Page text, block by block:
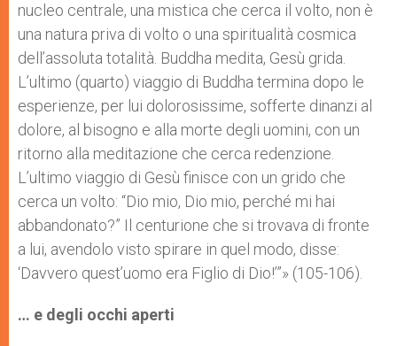
nucleo centrale, una mistica che cerca il volto, non è
una natura priva di volto o una spiritualità cosmica
dell’assoluta totalità. Buddha medita, Gesù grida.
L’ultimo (quarto) viaggio di Buddha termina dopo le
esperienze, per lui dolorosissime, sofferte dinanzi al
dolore, al bisogno e alla morte degli uomini, con un
ritorno alla meditazione che cerca redenzione.
L’ultimo viaggio di Gesù finisce con un grido che
cerca un volto: “Dio mio, Dio mio, perché mi hai
abbandonato?” Il centurione che si trovava di fronte
a lui, avendolo visto spirare in quel modo, disse:
‘Davvero quest’uomo era Figlio di Dio!’”» (105-106).
… e degli occhi aperti